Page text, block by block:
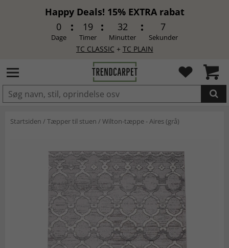
Happy Deals! 15% EXTRA rabat
0
Dage
19
Timer
32
Minutter
7
Sekunder
TC CLASSIC + TC PLAIN
LAGT I INDKØBSKURVEN.
Startsiden /Tæpper til stuen /Wilton-tæppe - Aires (grå)